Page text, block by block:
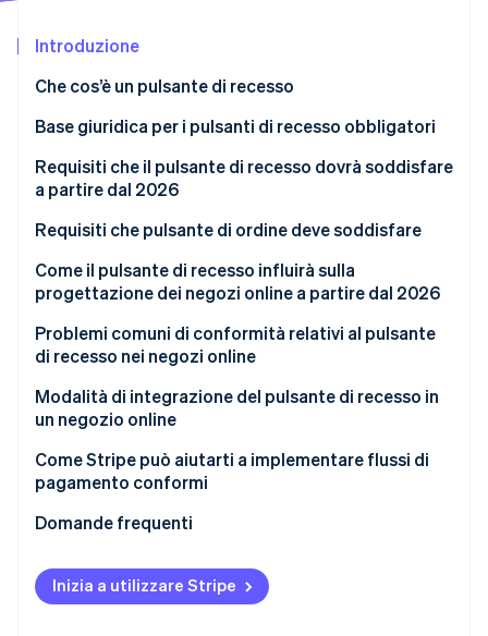
Radar
Costituzione di start-up
Rimozione del carbonio
Verifica online dell'identità
Stripe Sessions 2026
Guarda ora
Partner
Stripe App Marketplace
Introduzione
Che cos’è un pulsante di recesso
Base giuridica per i pulsanti di recesso obbligatori
Attuazione nel diritto tedesco
Requisiti che il pulsante di recesso dovrà soddisfare
a partire dal 2026
Requisiti visivi generali
Requisiti funzionali
Recesso con due clic
Conferma da parte dell’attività
Requisiti che pulsante di ordine deve soddisfare
Come il pulsante di recesso influirà sulla
progettazione dei negozi online a partire dal 2026
Integrazione nelle aree utente esistenti
Impatto per l’utente sulla navigazione e sulla
struttura
Visione d’insieme del processo di ordinazione
Problemi comuni di conformità relativi al pulsante
di recesso nei negozi online
Modalità di integrazione del pulsante di recesso in
un negozio online
Come Stripe può aiutarti a implementare flussi di
pagamento conformi
Modelli di addebito flessibili
Ottimizzazione della procedura di pagamento
Marketplace e piattaforme
Domande frequenti
Inizia a utilizzare Stripe